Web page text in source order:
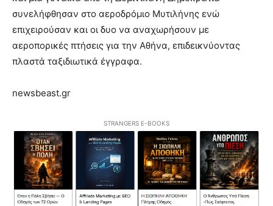
συνελήφθησαν στο αεροδρόμιο Μυτιλήνης ενώ
επιχειρούσαν και οι δυο να αναχωρήσουν με
αεροπορικές πτήσεις για την Αθήνα, επιδεικνύοντας
πλαστά ταξιδιωτικά έγγραφα.
newsbeast.gr
STRANGERS E-BOOKS